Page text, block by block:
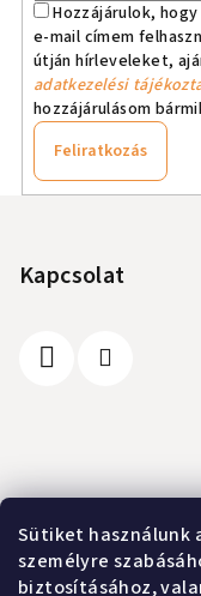
Sütiket használunk
személyre
biztosításához,
Hozzájárulok,
e-mail címem
útján hírleveleket,
adatkezelési
hozzájárulásom
Feliratkozás
Kapcsolat
Információ
A vásárlás lépései